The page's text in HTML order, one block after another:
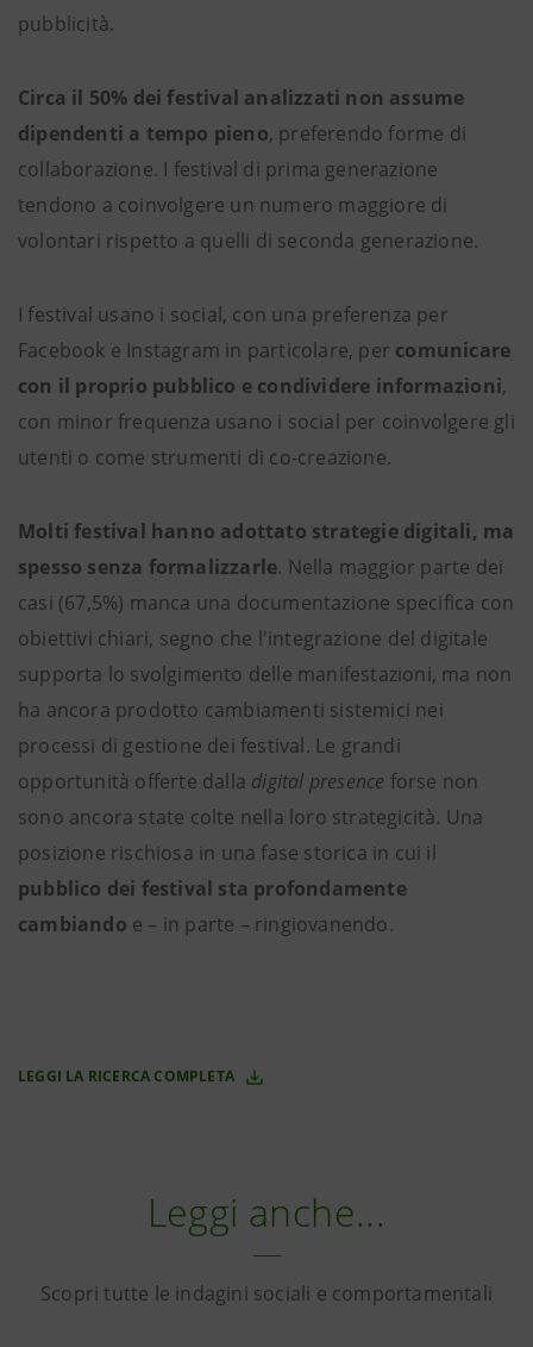
pubblicità.
Circa il 50% dei festival analizzati non assume
dipendenti a tempo pieno, preferendo forme di
collaborazione. I festival di prima generazione
tendono a coinvolgere un numero maggiore di
volontari rispetto a quelli di seconda generazione.
I festival usano i social, con una preferenza per
Facebook e Instagram in particolare, per comunicare
con il proprio pubblico e condividere informazioni,
con minor frequenza usano i social per coinvolgere gli
utenti o come strumenti di co-creazione.
Molti festival hanno adottato strategie digitali, ma
spesso senza formalizzarle. Nella maggior parte dei
casi (67,5%) manca una documentazione specifica con
obiettivi chiari, segno che l'integrazione del digitale
supporta lo svolgimento delle manifestazioni, ma non
ha ancora prodotto cambiamenti sistemici nei
processi di gestione dei festival. Le grandi
opportunità offerte dalla digital presence forse non
sono ancora state colte nella loro strategicità. Una
posizione rischiosa in una fase storica in cui il
pubblico dei festival sta profondamente
cambiando e – in parte – ringiovanendo.
LEGGI LA RICERCA COMPLETA
Leggi anche...
Scopri tutte le indagini sociali e comportamentali